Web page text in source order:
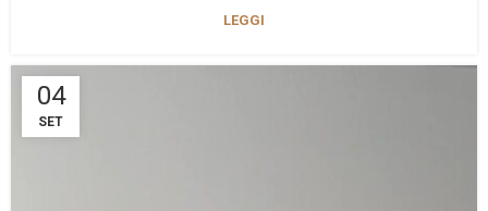
LEGGI
04
SET